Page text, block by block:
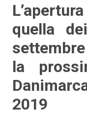
quella
la
2019